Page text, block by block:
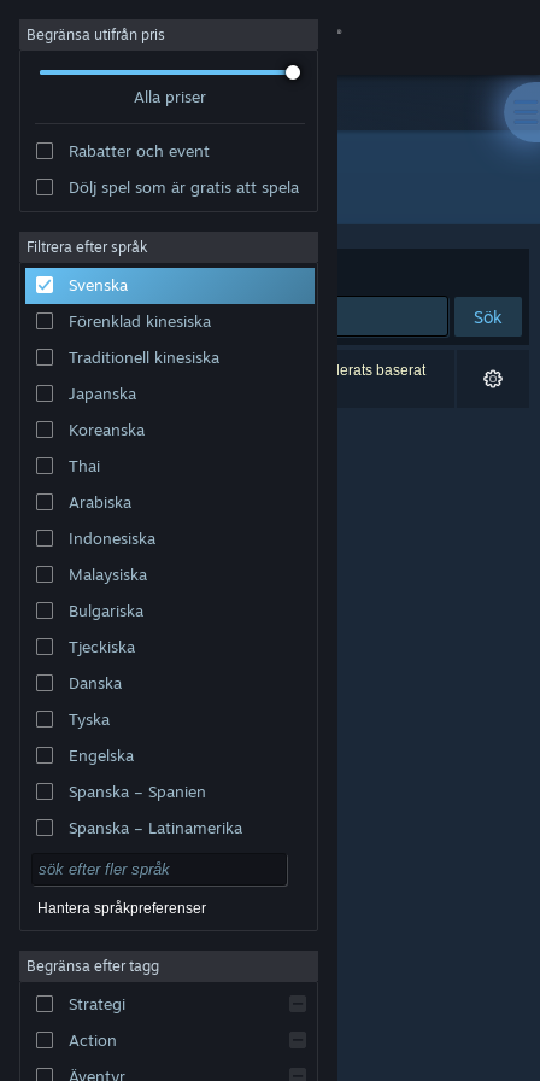
Logga in
Om
Support
Byt språk
Skaffa Steams mobilapp
Se skrivbordswebbplats
varumärken tillhör respektive ägare i USA och andra
Tillgänglighet
Återbetalningar|
Begränsa utifrån pris
Alla priser
Rabatter och event
Dölj spel som är gratis att spela
Filtrera efter språk
Svenska
Förenklad kinesiska
Traditionell kinesiska
Japanska
Koreanska
Thai
Arabiska
Indonesiska
Malaysiska
Bulgariska
Tjeckiska
Danska
Tyska
Engelska
Spanska – Spanien
Spanska – Latinamerika
Hantera språkpreferenser
Begränsa efter tagg
Strategi
Action
Äventyr
Alla produkter
Sortera efter Relevans
Sök
0 träffar matchade din sökning. 4 titlar har exkluderats baserat
på dina preferenser.